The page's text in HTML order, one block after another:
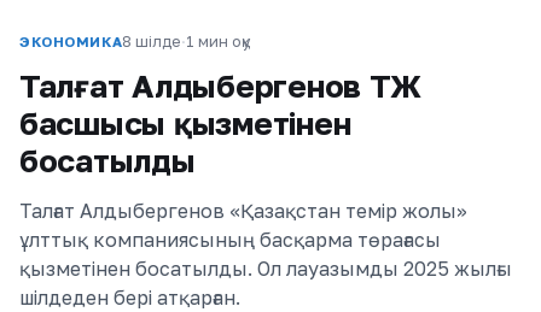
ЭКОНОМИКА8 шілде·1 мин оқу
Талғат Алдыбергенов ҚТЖ
басшысы қызметінен
босатылды
Талғат Алдыбергенов «Қазақстан темір жолы»
ұлттық компаниясының басқарма төрағасы
қызметінен босатылды. Ол лауазымды 2025 жылғы
шілдеден бері атқарған.